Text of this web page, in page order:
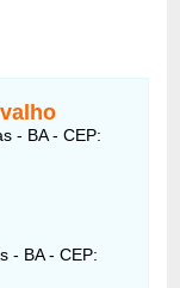
- BA - CEP:
- BA - CEP: